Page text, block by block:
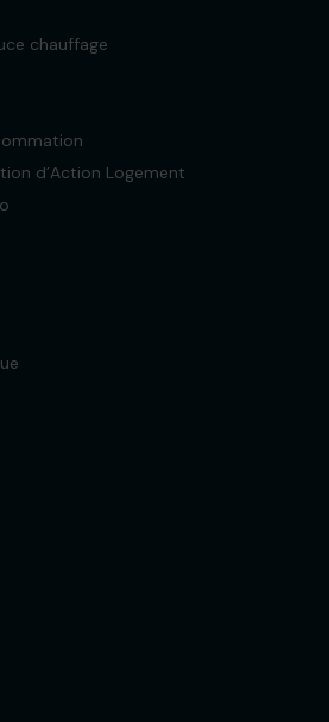
chauffage
d’Action Logement